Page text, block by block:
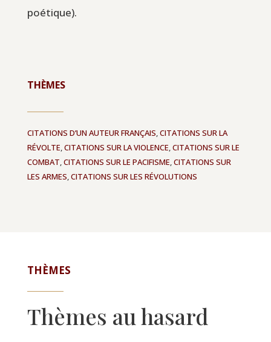
poétique).
THÈMES
CITATIONS D’UN AUTEUR FRANÇAIS,CITATIONS SUR LA
RÉVOLTE,CITATIONS SUR LA VIOLENCE,CITATIONS SUR LE
COMBAT,CITATIONS SUR LE PACIFISME,CITATIONS SUR
LES ARMES,CITATIONS SUR LES RÉVOLUTIONS
THÈMES
Thèmes au hasard